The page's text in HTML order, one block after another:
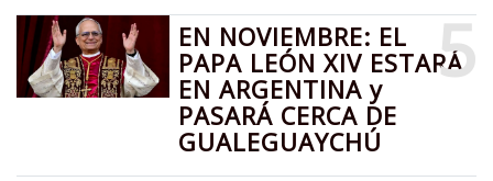
5
EN NOVIEMBRE: EL
PAPA LEÓN XIV ESTARÁ
EN ARGENTINA y
PASARÁ CERCA DE
GUALEGUAYCHÚ